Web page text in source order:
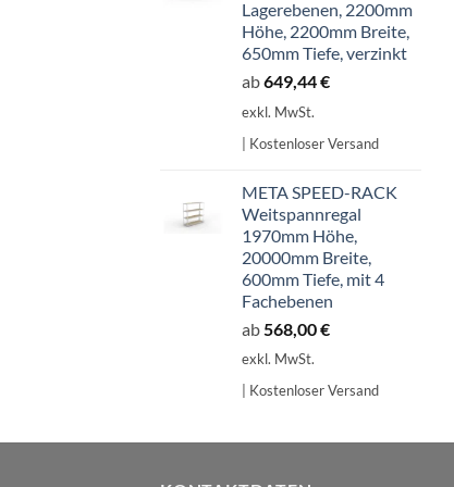
Lagerebenen, 2200mm
Höhe, 2200mm Breite,
650mm Tiefe, verzinkt
ab649,44€
exkl. MwSt.
| Kostenloser Versand
META SPEED-RACK
Weitspannregal
1970mm Höhe,
20000mm Breite,
600mm Tiefe, mit 4
Fachebenen
ab 568,00€
exkl. MwSt.
| Kostenloser Versand